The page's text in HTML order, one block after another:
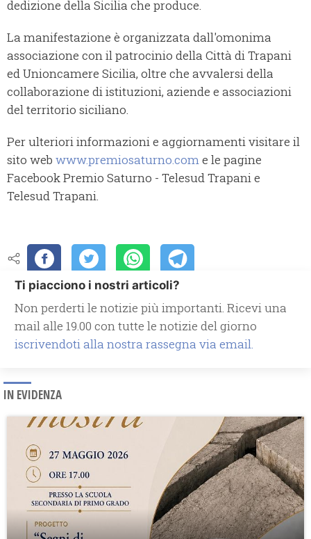
dedizione della Sicilia che produce.
La manifestazione è organizzata dall'omonima
associazione con il patrocinio della Città di Trapani
ed Unioncamere Sicilia, oltre che avvalersi della
collaborazione di istituzioni, aziende e associazioni
del territorio siciliano.
Per ulteriori informazioni e aggiornamenti visitare il
sito web www.premiosaturno.come le pagine
Facebook Premio Saturno - Telesud Trapani e
Telesud Trapani.
Ti piacciono i nostri articoli?
Non perderti le notizie più importanti. Ricevi una
mail alle 19.00 con tutte le notizie del giorno
iscrivendoti alla nostra rassegna via email.
IN EVIDENZA